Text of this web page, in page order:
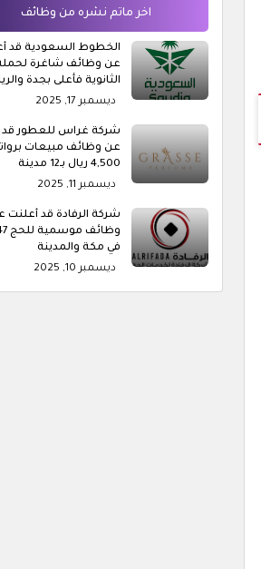
اخر ماتم نشره من وظائف
الخطوط السعودية قد
عن وظائف شاغرة
الثانوية فأعلى بجدة
ديسمبر 17, 2025
شركة غراس للعطور قد
عن وظائف مبيعات
4,500 ريال بـ12 مدينة
ديسمبر 11, 2025
شركة الرفادة قد أعلنت
في مكة والمدينة
ديسمبر 10, 2025